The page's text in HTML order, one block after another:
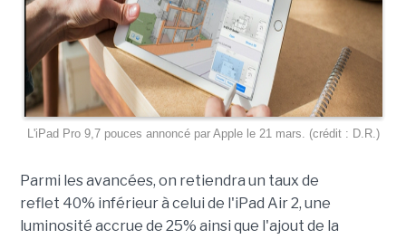
L'iPad Pro 9,7 pouces annoncé par Apple le 21 mars. (crédit : D.R.)
Parmi les avancées, on retiendra un taux de
reflet 40% inférieur à celui de l'iPad Air 2, une
luminosité accrue de 25% ainsi que l'ajout de la